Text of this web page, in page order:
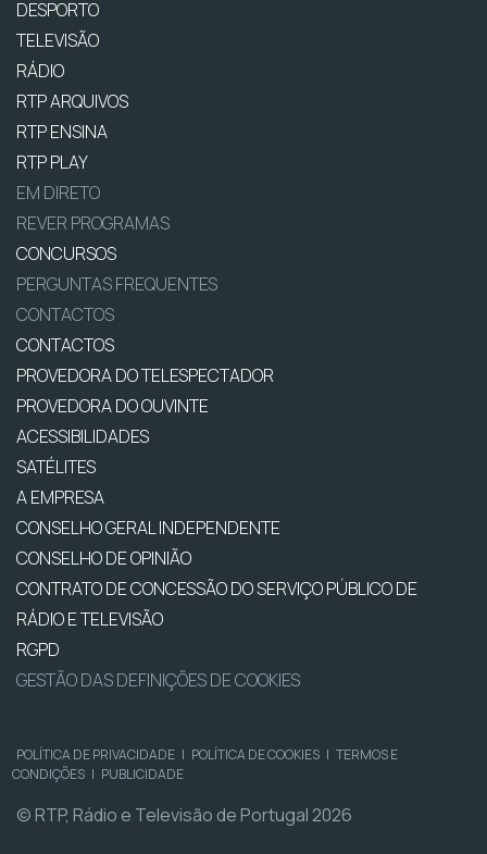
DESPORTO
TELEVISÃO
RÁDIO
RTP ARQUIVOS
RTP ENSINA
RTP PLAY
EM DIRETO
REVER PROGRAMAS
CONCURSOS
PERGUNTAS FREQUENTES
CONTACTOS
CONTACTOS
PROVEDORA DO TELESPECTADOR
PROVEDORA DO OUVINTE
ACESSIBILIDADES
SATÉLITES
A EMPRESA
CONSELHO GERAL INDEPENDENTE
CONSELHO DE OPINIÃO
CONTRATO DE CONCESSÃO DO SERVIÇO PÚBLICO DE
RÁDIO E TELEVISÃO
RGPD
GESTÃO DAS DEFINIÇÕES DE COOKIES
POLÍTICA DE PRIVACIDADE | POLÍTICA DE COOKIES | TERMOS E
CONDIÇÕES | PUBLICIDADE
© RTP, Rádio e Televisão de Portugal 2026